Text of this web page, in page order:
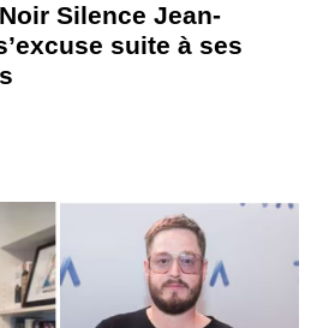
Silence Jean-
suite à ses